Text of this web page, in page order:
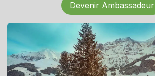
Devenir Ambassadeur